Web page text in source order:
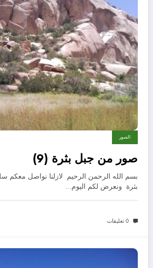
الصور
صور من جبل بثرة (9)
بسم الله الرحمن الرحيم لازلنا نواصل
بثرة ونعرض لكم اليوم…
0 تعليقات